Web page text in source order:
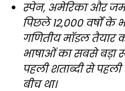
स्पेन, अमेरिका और
पिछले 12,000 वर्षों के
गणितीय मॉडल तैयार
भाषाओं का सबसे बड़ा
पहली शताब्दी से पहली
बीच था।